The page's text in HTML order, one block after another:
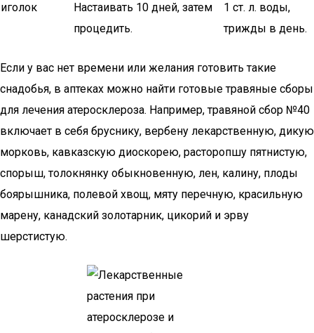
иголок
Настаивать 10 дней, затем
процедить.
1 ст. л. воды,
трижды в день.
Если у вас нет времени или желания готовить такие
снадобья, в аптеках можно найти готовые травяные сборы
для лечения атеросклероза. Например, травяной сбор №40
включает в себя бруснику, вербену лекарственную, дикую
морковь, кавказскую диоскорею, расторопшу пятнистую,
спорыш, толокнянку обыкновенную, лен, калину, плоды
боярышника, полевой хвощ, мяту перечную, красильную
марену, канадский золотарник, цикорий и эрву
шерстистую.